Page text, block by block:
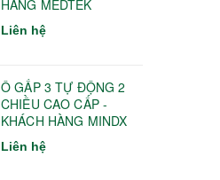
HÀNG MEDTEK
Liên hệ
Ô GẤP 3 TỰ ĐỘNG 2
CHIỀU CAO CẤP -
KHÁCH HÀNG MINDX
Liên hệ